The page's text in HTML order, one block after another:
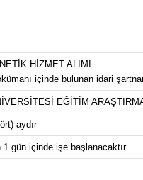
HİZMET ALIMI
içinde bulunan idari
EĞİTİM
aydır
gün içinde işe başlanacaktır.